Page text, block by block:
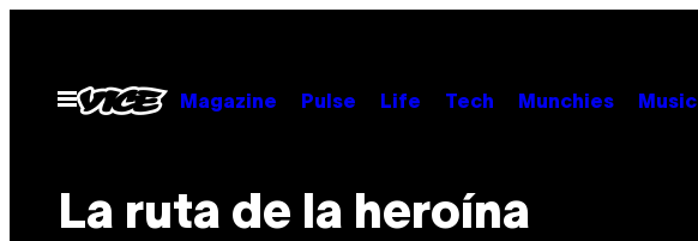
contenido
Abrir
Menú
Magazine Pulse Life Tech Munchies Music
La ruta de la heroína